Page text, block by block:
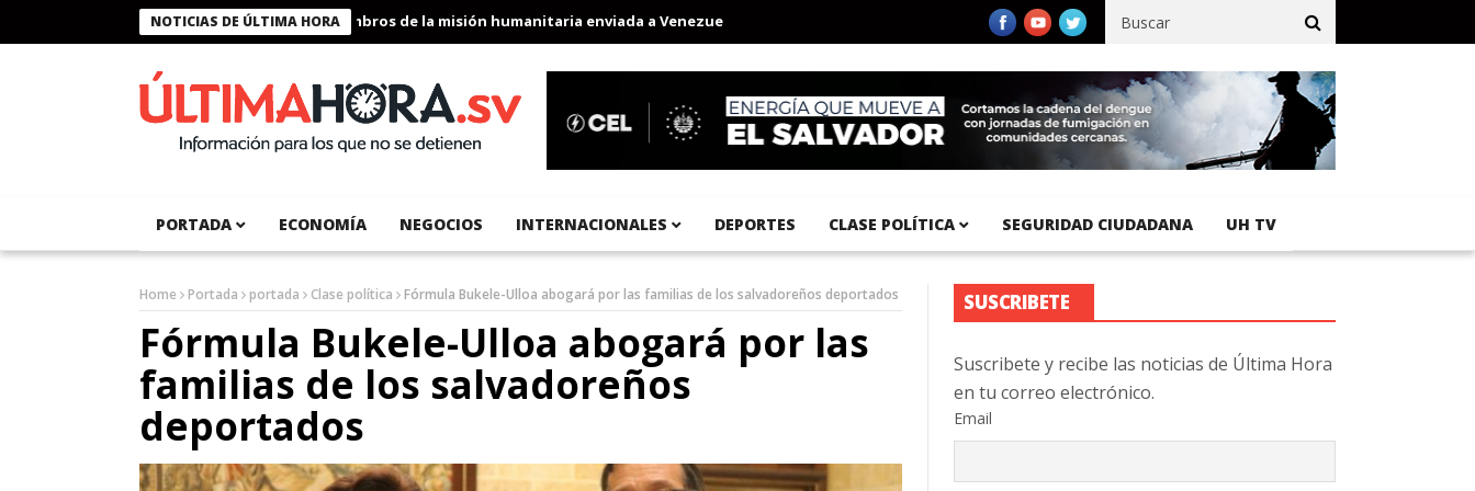
NOTICIAS DE ÚLTIMA HORA
Presidente Bukele condecora a miembros de la misión humanitaria enviada a Venezuela Aeropuerto Internacional del Pacífico registra 92 % de avance en obras de terracería
PORTADA ECONOMÍA NEGOCIOS INTERNACIONALES DEPORTES CLASE POLÍTICA SEGURIDAD CIUDADANA UH TV
Home Portada portada Clase política Fórmula Bukele-Ulloa abogará por las familias de los salvadoreños deportados
Fórmula Bukele-Ulloa abogará por las
familias de los salvadoreños
deportados
SUSCRIBETE
Suscribete y recibe las noticias de Última Hora
en tu correo electrónico.
Email